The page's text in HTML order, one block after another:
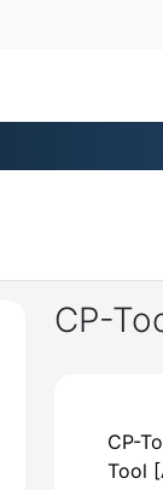
CP-
CP-
Tool